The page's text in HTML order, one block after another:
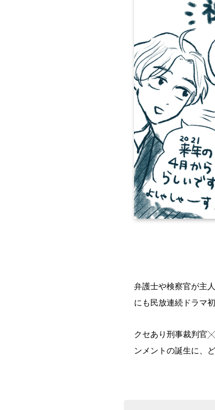
弁護士や検察官が主
にも民放連続ドラマ初
クセあり刑事裁判官
ンメントの誕生に、